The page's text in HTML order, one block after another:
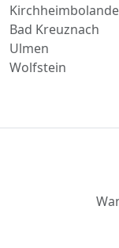
Rennerod
Diez
Ransbach-
Kirchheimbolanden
Wolfstein